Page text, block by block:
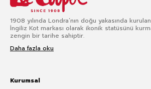
1908 yılında Londra’nın doğu yakasında
İngiliz Kot markası olarak ikonik statüsünü
zengin bir tarihe sahiptir.
Daha fazla oku
Kurumsal